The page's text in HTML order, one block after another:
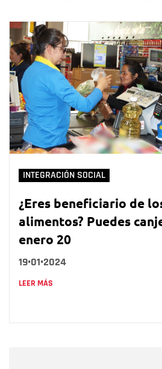
INTEGRACIÓN SOCIAL
¿Eres beneficiario de
alimentos? Puedes
enero 20
19•01•2024
LEER MÁS